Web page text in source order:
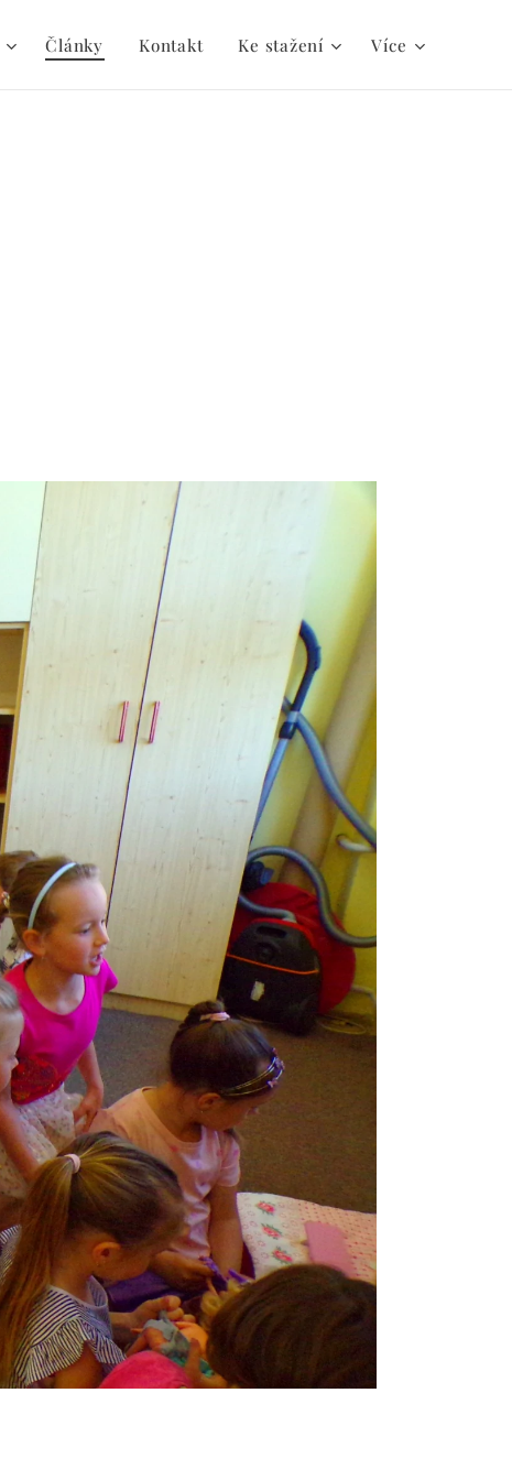
Články Kontakt Ke stažení Více